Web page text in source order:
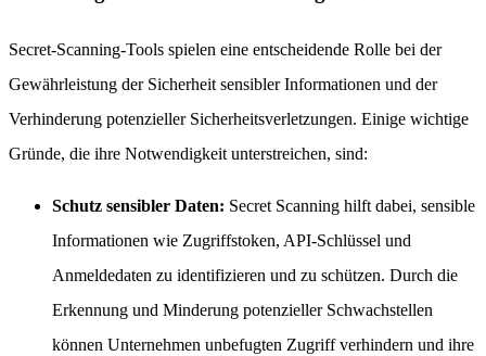
Secret-Scanning-Tools spielen eine entscheidende Rolle bei der
Gewährleistung der Sicherheit sensibler Informationen und der
Verhinderung potenzieller Sicherheitsverletzungen. Einige wichtige
Gründe, die ihre Notwendigkeit unterstreichen, sind:
Schutz sensibler Daten: Secret Scanning hilft dabei, sensible
Informationen wie Zugriffstoken, API-Schlüssel und
Anmeldedaten zu identifizieren und zu schützen. Durch die
Erkennung und Minderung potenzieller Schwachstellen
können Unternehmen unbefugten Zugriff verhindern und ihre